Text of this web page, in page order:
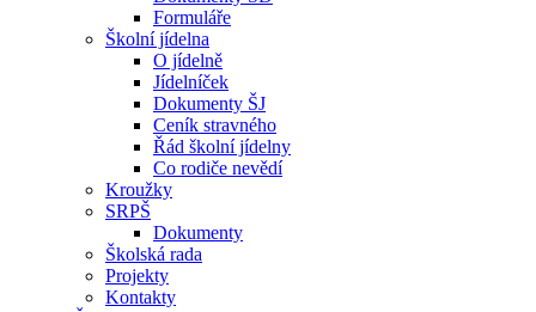
Formuláře
Školní jídelna
O jídelně
Jídelníček
Dokumenty ŠJ
Ceník stravného
Řád školní jídelny
Co rodiče nevědí
Kroužky
SRPŠ
Dokumenty
Školská rada
Projekty
Kontakty